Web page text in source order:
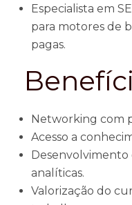
Especialista em
para motores de
pagas.
Networking com
Acesso a
Desenvolvimento
analíticas.
Valorização do